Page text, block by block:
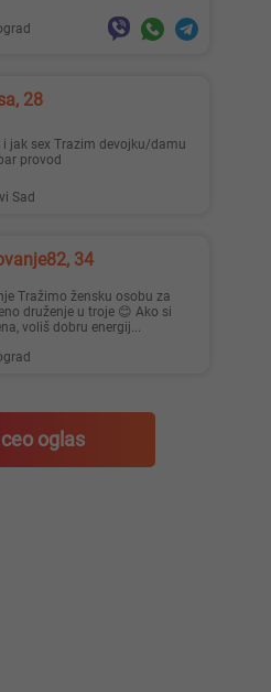
28
provod
Sad
34
druženje u troje 😊 Ako si
voliš dobru energij...
oglas